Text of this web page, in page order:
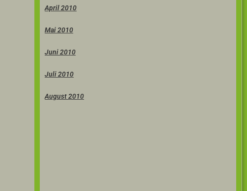
April 2010
Mai 2010
Juni 2010
Juli 2010
August 2010